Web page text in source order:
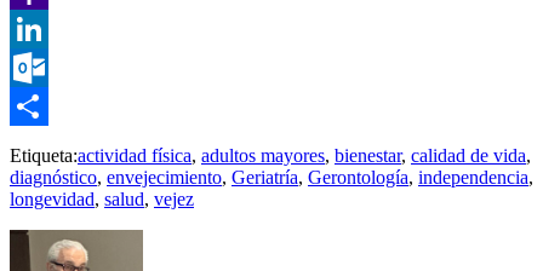
Yahoo
Mail
LinkedIn
Outlook.com
Compartir
Etiqueta:actividad física, adultos mayores, bienestar, calidad de vida,
diagnóstico, envejecimiento, Geriatría, Gerontología, independencia,
longevidad, salud, vejez